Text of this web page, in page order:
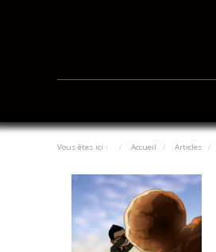
Vous êtes ici : Accueil Articles